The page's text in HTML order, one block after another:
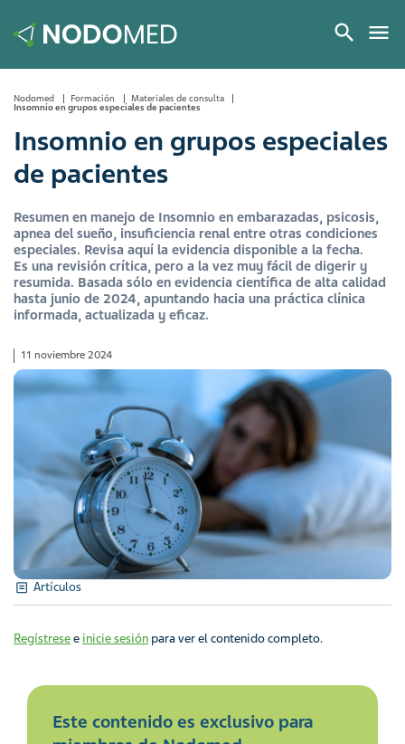
Nodomed Formación Materiales de consulta
Insomnio en grupos especiales de pacientes
Insomnio en grupos especiales
de pacientes
Resumen en manejo de Insomnio en embarazadas, psicosis,
apnea del sueño, insuficiencia renal entre otras condiciones
especiales. Revisa aquí la evidencia disponible a la fecha.
Es una revisión crítica, pero a la vez muy fácil de digerir y
resumida. Basada sólo en evidencia científica de alta calidad
hasta junio de 2024, apuntando hacia una práctica clínica
informada, actualizada y eficaz.
11 noviembre 2024
Artículos
Regístresee inicie sesión para ver el contenido completo.
Este contenido es exclusivo para